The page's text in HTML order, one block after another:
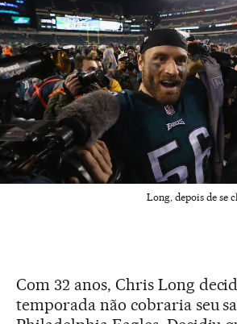
Long, depois de se
Com 32 anos, Chris Long
temporada não cobraria seu